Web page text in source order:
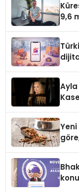
9,6
Ayla